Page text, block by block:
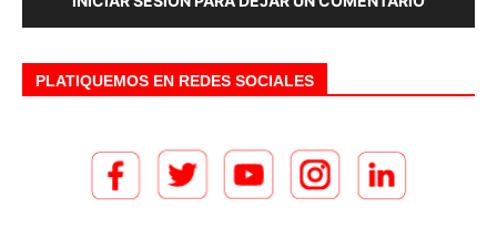
PLATIQUEMOS EN REDES SOCIALES